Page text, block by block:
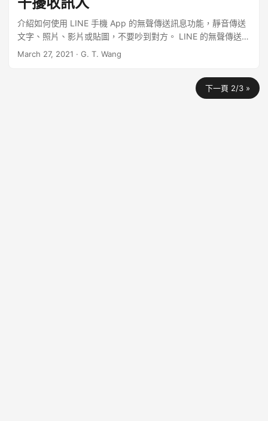
介紹如何使用 LINE 手機 App 的無聲傳送訊息功能，靜音傳送
文字、照片、影片或貼圖，不要吵到對方。 LINE 的無聲傳送訊
息功能可以讓訊息以靜音的方式發送，不論收訊者的 LINE 通知
的手機都不會發出提醒聲響，可以避免打擾到收訊人，適合用
March 27, 2021 · G. T. Wang
下一頁 2/3 »